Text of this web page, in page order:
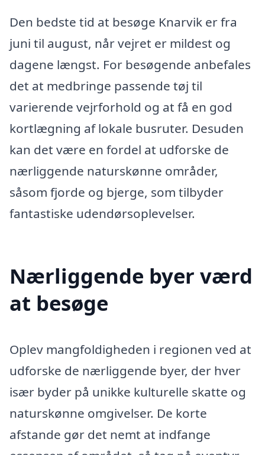
Den bedste tid at besøge Knarvik er fra
juni til august, når vejret er mildest og
dagene længst. For besøgende anbefales
det at medbringe passende tøj til
varierende vejrforhold og at få en god
kortlægning af lokale busruter. Desuden
kan det være en fordel at udforske de
nærliggende naturskønne områder,
såsom fjorde og bjerge, som tilbyder
fantastiske udendørsoplevelser.
Nærliggende byer værd
at besøge
Oplev mangfoldigheden i regionen ved at
udforske de nærliggende byer, der hver
især byder på unikke kulturelle skatte og
naturskønne omgivelser. De korte
afstande gør det nemt at indfange